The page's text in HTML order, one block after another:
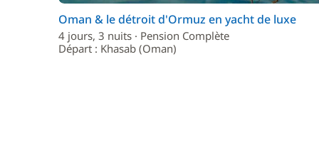
Oman & le détroit d'Ormuz en yacht de luxe
4 jours, 3 nuits · Pension Complète
Départ : Khasab (Oman)